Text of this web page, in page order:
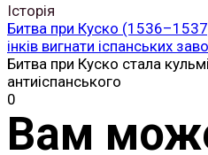
Історія
Битва при Куско
інків вигнати іспанських
Битва при Куско стала
антиіспанського
0
Вам